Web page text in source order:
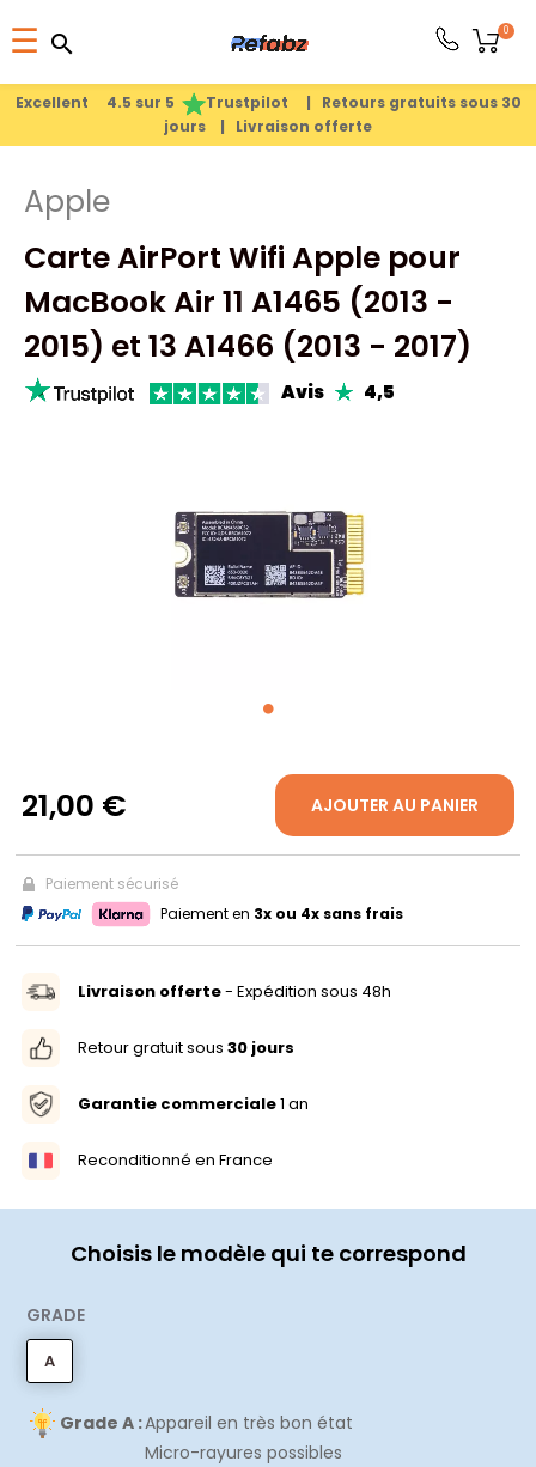
Excellent 4.5 sur 5 Trustpilot | Retours gratuits sous 30
jours | Livraison offerte
Basculer
la
navigation
☰ search
0
search
21,00 € AJOUTER AU PANIER
Paiement sécurisé
Paiement en 3x ou 4x sans frais
Livraison offerte- Expédition sous 48h
Retour gratuit sous 30 jours
Garantie commerciale1 an
Reconditionné en France
Choisis le modèle qui te correspond
GRADE
A
Grade A :Appareil en très bon état
Micro-rayures possibles
Apple
Carte AirPort Wifi Apple pour
MacBook Air 11 A1465 (2013 -
2015) et 13 A1466 (2013 - 2017)
Avis 4,5
search
PRODUITS
APPLE
PIÈCES
DÉTACHÉES
MEILLEURES